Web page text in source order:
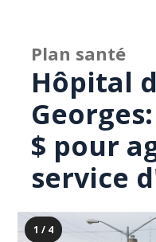
Plan santé
Hôpital
$ pour
service
1 / 4